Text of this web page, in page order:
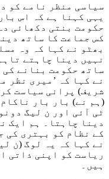
سیاسی منظر نامے کو
یہی کہنا ہے کہ اس
حکومت بنتی دکھائی
کس جماعت کا ساتھ
بھٹو نے کہا کہ وہ
نہیں دینا چاہتے
ساتھ حکومت بنانے
نے کہا کہ ’میری نظر
شریف) پرانی سیاست
(ہم نے) بار بار
ٹی آئی اور ن لیگ
دینا چاہتا۔ ہم ایک
کے نظام کو بہتری کی
نے کہا کہ یہ لوگ (ن
ریاست کو اپنی ذاتی
ہیں۔